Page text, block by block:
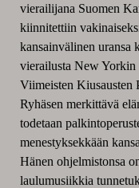
vierailijana Suomen
kiinnitettiin
kansainvälinen uransa
vierailusta New
Viimeisten Kiusausten
Ryhäsen merkittävä
todetaan
menestyksekkään
Hänen ohjelmistonsa
laulumusiikkia